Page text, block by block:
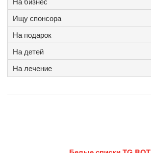
Ищу спонсора
На подарок
На детей
На лечение